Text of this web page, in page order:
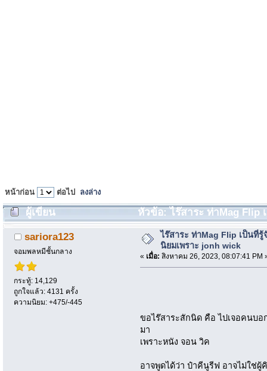
หน้าก่อน ต่อไป ลงล่าง
ผู้เขียน
หัวข้อ: ไร๊สาระ ท่าMag Flip
1180 ครั้ง)
sariora123
จอมพลหมีชั้นกลาง
กระทู้: 14,129
ถูกใจแล้ว: 4131 ครั้ง
ความนิยม: +475/-445
ไร๊สาระ ท่าMag Flip เป็นที่รู้
นิยมเพราะ jonh wick
« เมื่อ: สิงหาคม 26, 2023, 08:07:41 PM
ขอไร๊สาระสักนิด คือ ไปเจอคนบ
มา
เพราะหนัง จอน วิค
อาจพูดได้ว่า ป๋าคีนูรีฟ อาจไม่ใช่ผู้